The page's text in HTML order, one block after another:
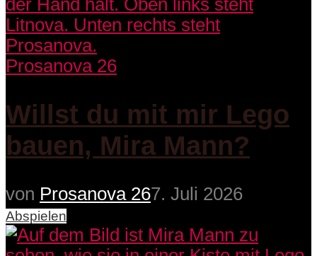
Prosanova 26
Willst du mit mir Lego
bauen, Mira Mann?
von Prosanova 267. Juli 2026
Abspielen